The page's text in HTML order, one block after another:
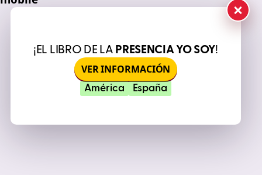
¡EL LIBRO DE LA PRESENCIA YO SOY!
VER INFORMACIÓN
América España